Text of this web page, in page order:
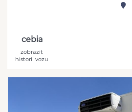
cebia
zobrazit
historii vozu